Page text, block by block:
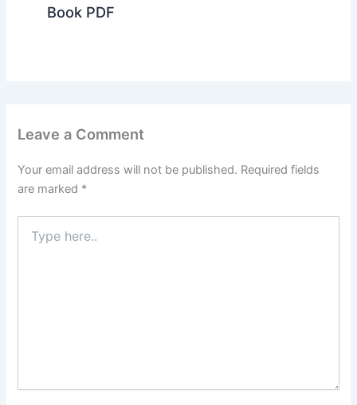
Book PDF
Leave a Comment
Your email address will not be published. Required fields
are marked *
here..